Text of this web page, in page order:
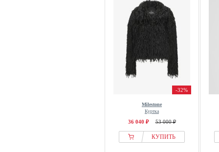
-32%
Milestone
Куртка
36 040 ₽ 53 000 ₽
КУПИТЬ